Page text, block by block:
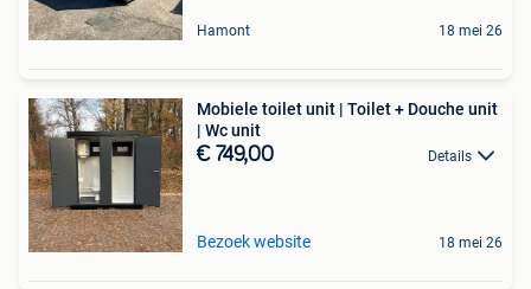
Hamont 18 mei 26
Mobiele toilet unit | Toilet + Douche unit
| Wc unit
€ 749,00 Details
Bezoek website 18 mei 26